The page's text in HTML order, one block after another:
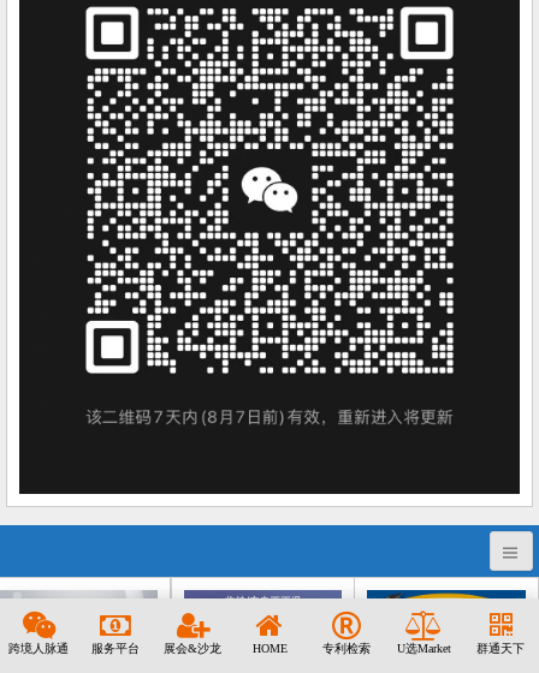
跨境人脉通 服务平台 展会&沙龙 HOME 专利检索 U选Market 群通天下